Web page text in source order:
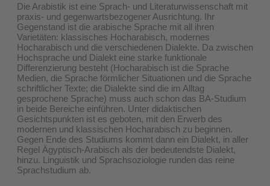
Die Arabistik ist eine Sprach- und Literaturwissenschaft mit
praxis- und gegenwartsbezogener Ausrichtung. Ihr
Gegenstand ist die arabische Sprache mit all ihren
Varietäten: klassisches Hocharabisch, modernes
Hocharabisch und die verschiedenen Dialekte. Da zwischen
Hochsprache und Dialekt eine starke funktionale
Differenzierung besteht (Hocharabisch ist die Sprache
Medien, die Sprache förmlicher Situationen und die Sprache
schriftlicher Texte; die Dialekte sind die im Alltag
gesprochene Sprache) muss auch schon das BA-Studium
in beide Bereiche einführen. Unter didaktischen
Gesichtspunkten ist es geboten, mit den Erwerb des
modernen und klassischen Hocharabisch zu beginnen.
Gegen Ende des Studiums kommt dann ein Dialekt, in aller
Regel Ägyptisch-Arabisch als der bedeutendste Dialekt,
hinzu. Linguistik und Sprachsoziologie runden das reine
Sprachstudium ab.